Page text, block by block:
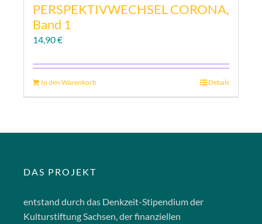
PERSPEKTIVWECHSEL CORONA,
Band 1
14,90€
In den Warenkorb Details
DAS PROJEKT
entstand durch das Denkzeit-Stipendium der
Kulturstiftung Sachsen, der finanziellen